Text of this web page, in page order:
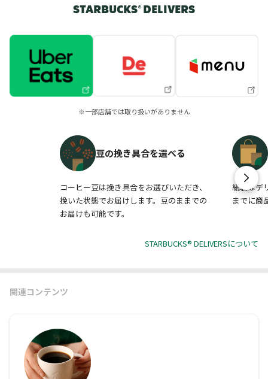
STARBUCKS® DELIVERS
※一部店舗では取り扱いがありません
豆の挽き具合を選べる
コーヒー豆は挽き具合をお選びいただき、
挽いた状態でお届けします。豆のままでの
お届けも可能です。
紙袋はデ
までに商
STARBUCKS® DELIVERSについて
関連コンテンツ